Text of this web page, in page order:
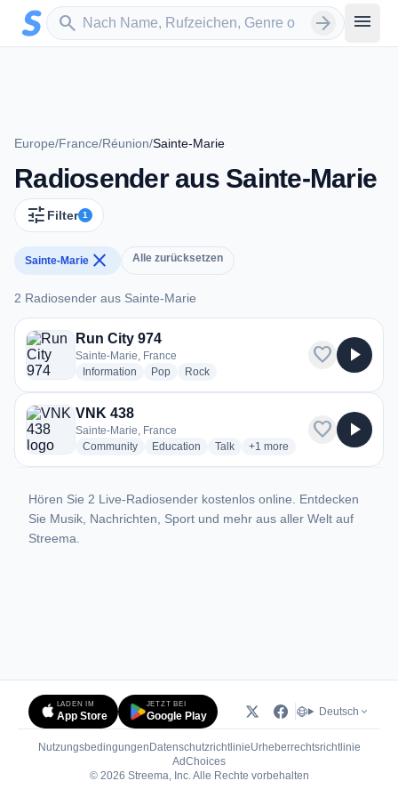
Zum Hauptinhalt springen
search
Sender suchen arrow_forward menu
Europe/France/Réunion/Sainte-Marie
Radiosender aus Sainte-Marie
tune Filter 1
Sainte-Marie close Alle zurücksetzen
2 Radiosender aus Sainte-Marie
2 Radiosender aus Sainte-Marie
Run City 974
Sainte-Marie, France
Information radio stations
Popradio stations
Rockradio stations
favorite play_arrow
VNK 438
Sainte-Marie, France
Communityradio stations
Education radio stations
Talkradio stations
+1 more genres for VNK 438
more
favorite play_arrow
Hören Sie 2 Live-Radiosender kostenlos online. Entdecken
Sie Musik, Nachrichten, Sport und mehr aus aller Welt auf
Streema.
LADEN IM
App Store
JETZT BEI
Google Play Deutsch
Nutzungsbedingungen DatenschutzrichtlinieUrheberrechtsrichtlinie
AdChoices(öffnet in neuem Tab)
© 2026 Streema, Inc. Alle Rechte vorbehalten